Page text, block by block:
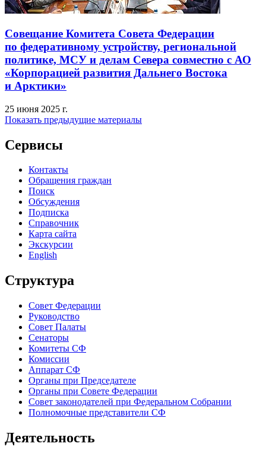
Совещание Комитета Совета Федерации
по федеративному устройству, региональной
политике, МСУ и делам Севера совместно с АО
«Корпорацией развития Дальнего Востока
и Арктики»
25 июня 2025 г.
Показать предыдущие материалы
Сервисы
Контакты
Обращения граждан
Поиск
Обсуждения
Подписка
Справочник
Карта сайта
Экскурсии
English
Структура
Совет Федерации
Руководство
Совет Палаты
Сенаторы
Комитеты СФ
Комиссии
Аппарат СФ
Органы при Председателе
Органы при Совете Федерации
Совет законодателей при Федеральном Собрании
Полномочные представители СФ
Деятельность